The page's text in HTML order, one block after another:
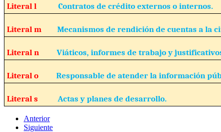
Literal l Contratos de crédito externos o internos.
Literal m Mecanismos de rendición de cuentas a la
Literal n Viáticos, informes de trabajo y
Literal o Responsable de atender la información
Literal s Actas y planes de desarrollo.
Anterior
Siguiente